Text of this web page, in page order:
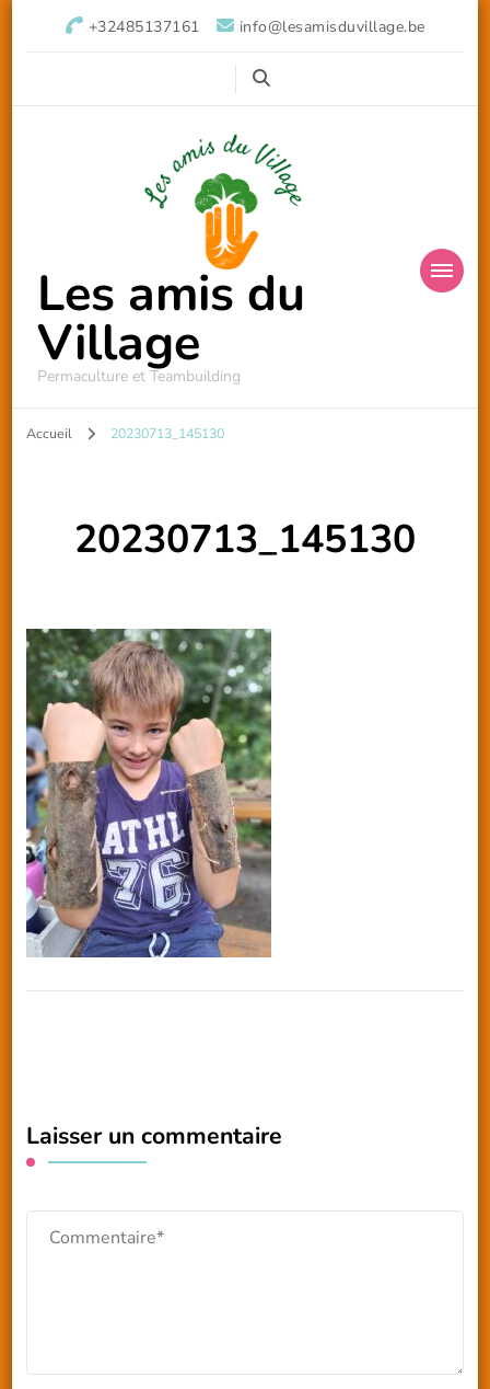
+32485137161 info@lesamisduvillage.be
Les amis du
Village
Permaculture et Teambuilding
Accueil 20230713_145130
20230713_145130
Laisser un commentaire